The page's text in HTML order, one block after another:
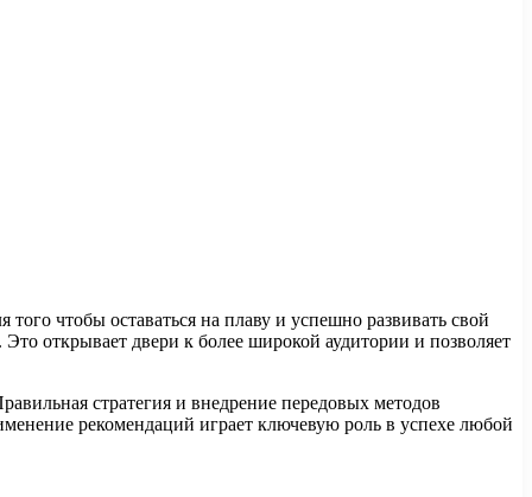
чтобы оставаться на плаву и успешно развивать свой
открывает двери к более широкой аудитории и позволяет
стратегия и внедрение передовых методов
рекомендаций играет ключевую роль в успехе любой